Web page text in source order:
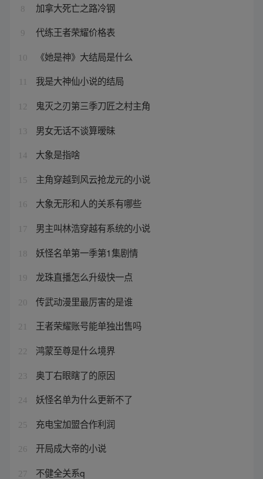
8 加拿大死亡之路冷钢
9 代练王者荣耀价格表
10 《她是神》大结局是什么
我是大神仙小说的结局
12 鬼灭之刃第三季刀匠之村主角
13 男女无话不谈算暧昧
14 大象是指啥
15 主角穿越到风云抢龙元的小说
16 大象无形和人的关系有哪些
17 男主叫林浩穿越有系统的小说
18 妖怪名单第一季第1集剧情
19 龙珠直播怎么升级快一点
20 传武动漫里最厉害的是谁
21 王者荣耀账号能单独出售吗
22 鸿蒙至尊是什么境界
23 奥丁右眼瞎了的原因
24 妖怪名单为什么更新不了
25 充电宝加盟合作利润
26 开局成大帝的小说
27 不健全关系q